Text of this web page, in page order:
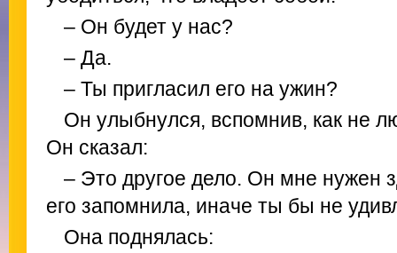
– Он будет у нас?
– Да.
– Ты пригласил его на ужин?
Он улыбнулся, вспомнив, как не
Он сказал:
– Это другое дело. Он мне нужен
его запомнила, иначе ты бы не
Она поднялась: